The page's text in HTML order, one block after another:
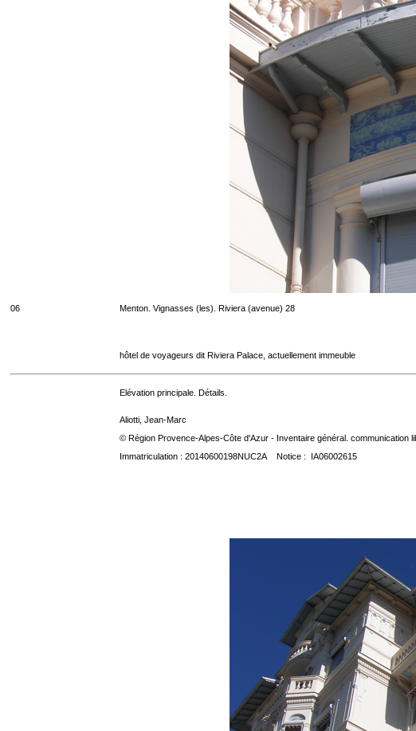
06 Menton. Vignasses (les). Riviera (avenue) 28
hôtel de voyageurs dit Riviera Palace, actuellement immeuble
Elévation principale. Détails.
Aliotti, Jean-Marc
© Région Provence-Alpes-Côte d'Azur - Inventaire général. communication
Immatriculation : 20140600198NUC2A Notice : IA06002615